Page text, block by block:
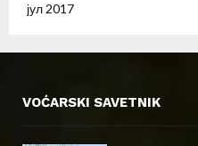
јул 2017
VOĆARSKI SAVETNIK